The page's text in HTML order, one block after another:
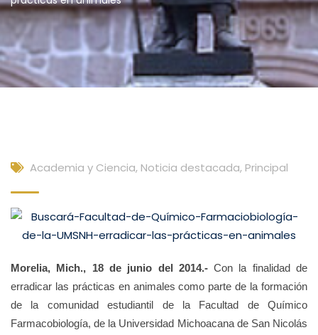
Academia y Ciencia, Noticia destacada, Principal
Morelia, Mich., 18 de junio del 2014.-Con la finalidad de
erradicar las prácticas en animales como parte de la formación
de la comunidad estudiantil de la Facultad de Químico
Farmacobiología, de la Universidad Michoacana de San Nicolás